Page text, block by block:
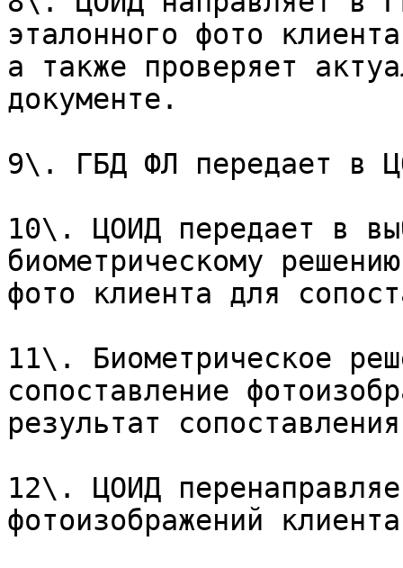
эталонного фото
а также проверяет
документе.
9\. ГБД ФЛ передает в
10\. ЦОИД передает в
биометрическому
фото клиента для
11\. Биометрическое
сопоставление
результат
12\. ЦОИД
фотоизображений